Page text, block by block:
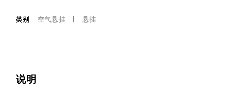
类别 空气悬挂 悬挂
说明